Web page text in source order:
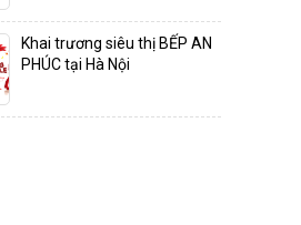
Khai trương siêu thị BẾP AN
PHÚC tại Hà Nội